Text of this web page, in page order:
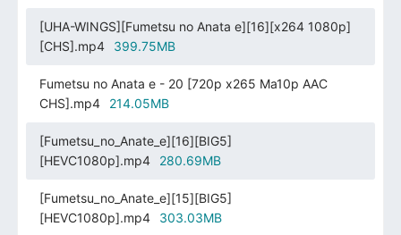
[UHA-WINGS][Fumetsu no Anata e][16][x264 1080p]
[CHS].mp4
399.75MB
Fumetsu no Anata e - 20 [720p x265 Ma10p AAC
CHS].mp4
214.05MB
[Fumetsu_no_Anate_e][16][BIG5]
[HEVC1080p].mp4
280.69MB
[Fumetsu_no_Anate_e][15][BIG5]
[HEVC1080p].mp4
303.03MB